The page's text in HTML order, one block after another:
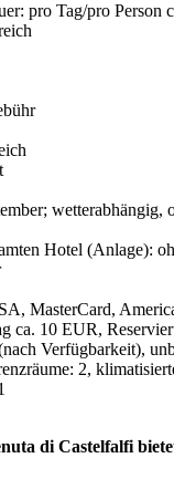
pro Tag/pro Person
Hotel (Anlage):
MasterCard,
ca. 10 EUR,
Verfügbarkeit),
2,
di Castelfalfi